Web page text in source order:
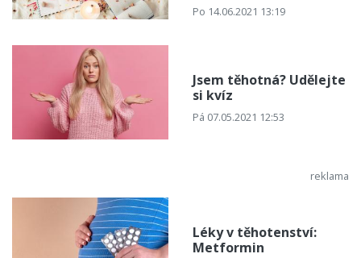
Po 14.06.2021 13:19
Jsem těhotná? Udělejte
si kvíz
Pá 07.05.2021 12:53
Léky v těhotenství:
Metformin